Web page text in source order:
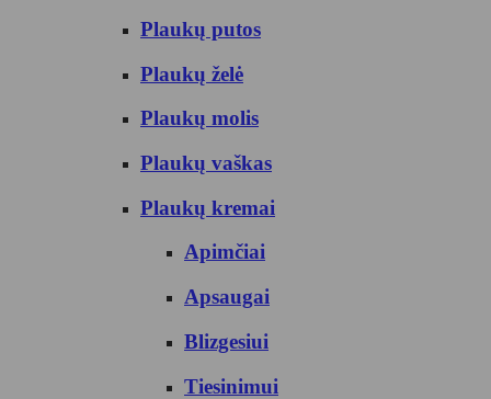
Plaukų putos
Plaukų želė
Plaukų molis
Plaukų vaškas
Plaukų kremai
Apimčiai
Apsaugai
Blizgesiui
Tiesinimui